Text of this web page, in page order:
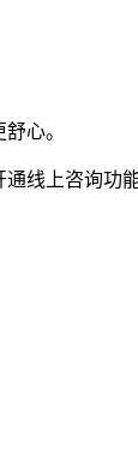
心。
线上咨询功